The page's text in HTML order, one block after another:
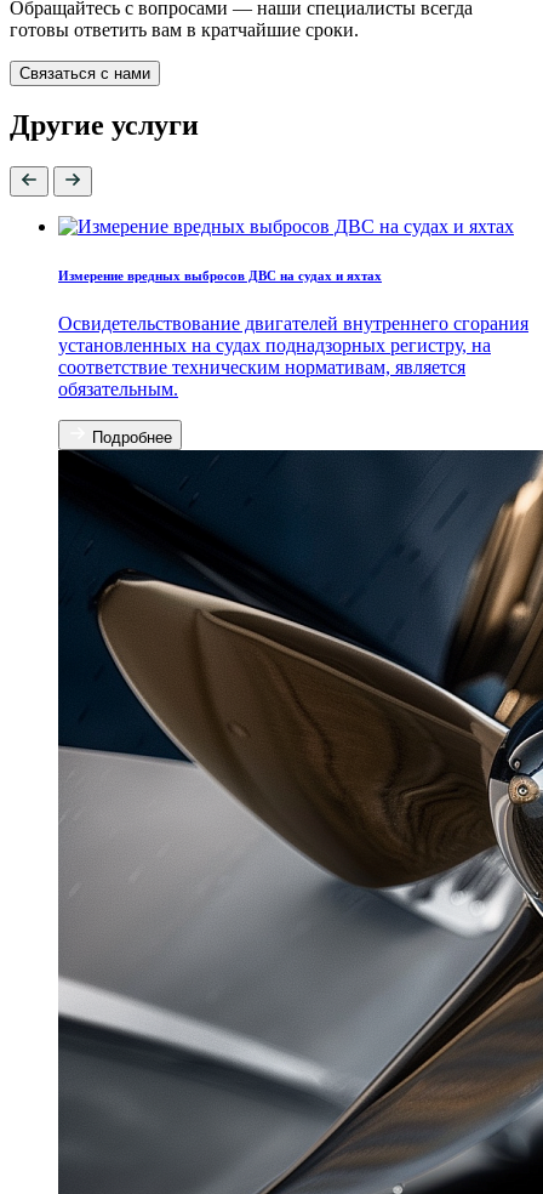
Обращайтесь с вопросами — наши специалисты всегда
готовы ответить вам в кратчайшие сроки.
Связаться с нами
Другие услуги
Измерение вредных выбросов ДВС на судах и яхтах
Освидетельствование двигателей внутреннего сгорания
установленных на судах поднадзорных регистру, на
соответствие техническим нормативам, является
обязательным.
Подробнее